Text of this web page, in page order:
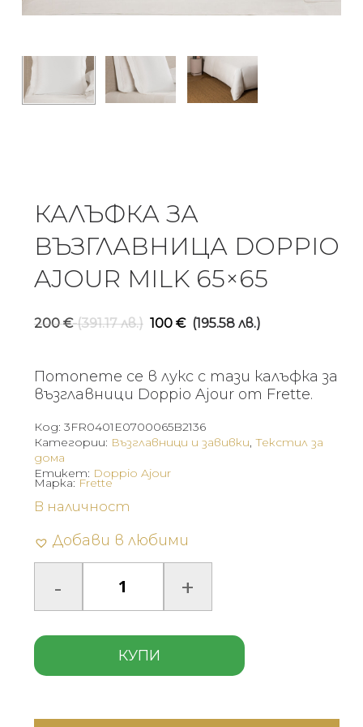
КАЛЪФКА ЗА
ВЪЗГЛАВНИЦА DOPPIO
AJOUR MILK 65×65
200€ (391.17 лв.) Original
was:
200 €
(391.17
лв.).
100 € (195.58 лв.)
е:
100 €
лв.).
Потопете се в лукс с тази калъфка за
възглавници Doppio Ajour от Frette.
Код: 3FR0401E0700065B2136
Категории: Възглавници и завивки, Текстил за
дома
Етикет: Doppio Ajour
В наличност
Добави в любими
КУПИ
Марка: Frette